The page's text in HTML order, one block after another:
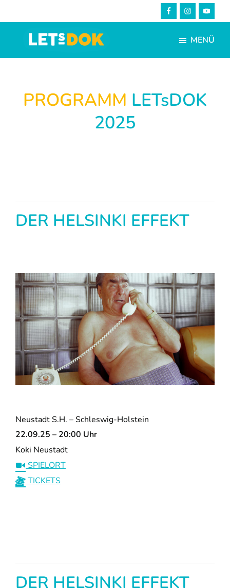
to
content
Fußzeile
springen
LETsDOK
Bundesweite
MENÜ
PROGRAMM LETsDOK
2025
DER HELSINKI EFFEKT
Neustadt S.H. – Schleswig-Holstein
22.09.25 – 20:00 Uhr
Koki Neustadt
SPIELORT
TICKETS
DER HELSINKI EFFEKT